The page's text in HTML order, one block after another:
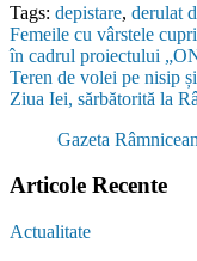
Tags: depistare, derulat
Femeile cu vârstele
în cadrul proiectului
Navigare
în
articole
Teren de volei pe nisip
Ziua Iei, sărbătorită la
Gazeta
Articole Recente
Actualitate